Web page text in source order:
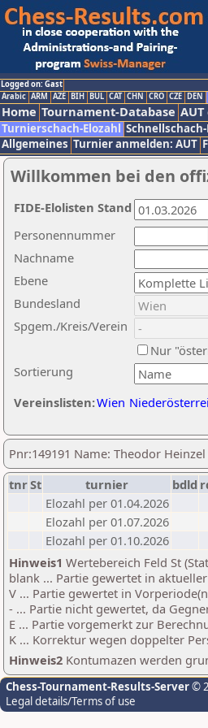
Logged on: Gast
Arabic ARM AZE BIH BUL CAT CHN CRO CZE DEN
Home Tournament-Database
Turnierschach-Elozahl
Allgemeines Turnier anmelden: AUT
Willkommen bei den
Nachname
Ebene
Sortierung
Personennummer
Bundesland
Spgem./Kreis/Verein
Nur
Vereinslisten:Wien
FIDE-Elolisten Stand
Pnr:149191 Name: Theodor Heinzel
tnrSt turnier bdld
Elozahl per 01.04.2026
Elozahl per 01.07.2026
Elozahl per 01.10.2026
Hinweis1 Wertebereich Feld St
blank ... Partie gewertet in
V ... Partie gewertet in
- ... Partie nicht gewertet, da
E ... Partie vorgemerkt zur
K ... Korrektur wegen doppelter
Hinweis2 Kontumazen werden
Chess-Tournament-Results-Server©
Legal details/Terms of use